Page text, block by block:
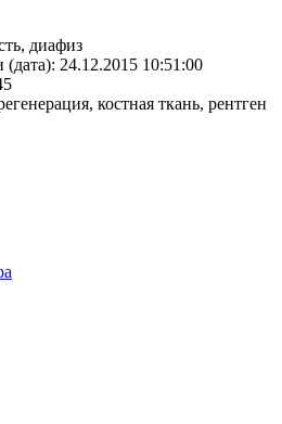
диафиз
(дата): 24.12.2015 10:51:00
костная ткань, рентген